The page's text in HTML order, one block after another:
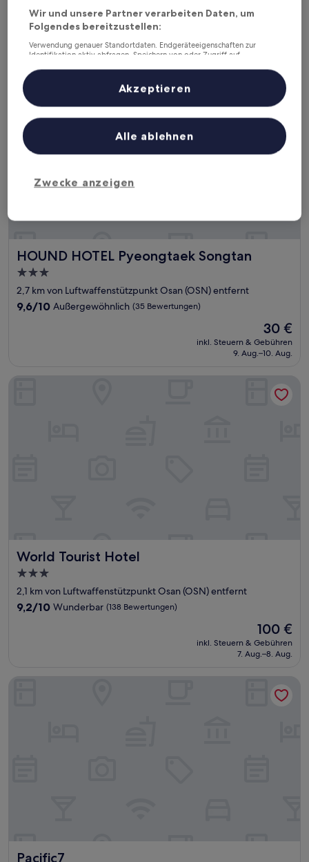
von
Außergewöhnlich,
inkl. Steuern & Gebühren
12. Aug.–13. Aug.
HOUND HOTEL Pyeongtaek Songtan
HOUND HOTEL Pyeongtaek Songtan
3.0-
Sterne-
Unterkunft
2,7 km von Luftwaffenstützpunkt Osan (OSN) entfernt
9.6
9,6/10 Außergewöhnlich (35 Bewertungen)
Der
Preis
beträgt
30 €
inkl. Steuern & Gebühren
9. Aug.–10. Aug.
HOUND HOTEL Pyeongtaek Songtan
World Tourist Hotel
World Tourist Hotel
3.0-
Sterne-
Unterkunft
2,1 km von Luftwaffenstützpunkt Osan (OSN) entfernt
9.2
9,2/10 Wunderbar (138 Bewertungen)
Der
Preis
beträgt
100 €
inkl. Steuern & Gebühren
7. Aug.–8. Aug.
World Tourist Hotel
Pacific7
Pacific7
Wir und unsere Partner verarbeiten Daten, um
Folgendes bereitzustellen:
Verwendung genauer Standortdaten. Endgeräteeigenschaften zur
Identifikation aktiv abfragen. Speichern von oder Zugriff auf
Inhalte, Messung von Werbeleistung und der Performance von Inhalten,
Zielgruppenforschung sowie Entwicklung und Verbesserung von
Liste der Partner (Lieferanten)
Zwecke anzeigen
Alle ablehnen
Akzeptieren